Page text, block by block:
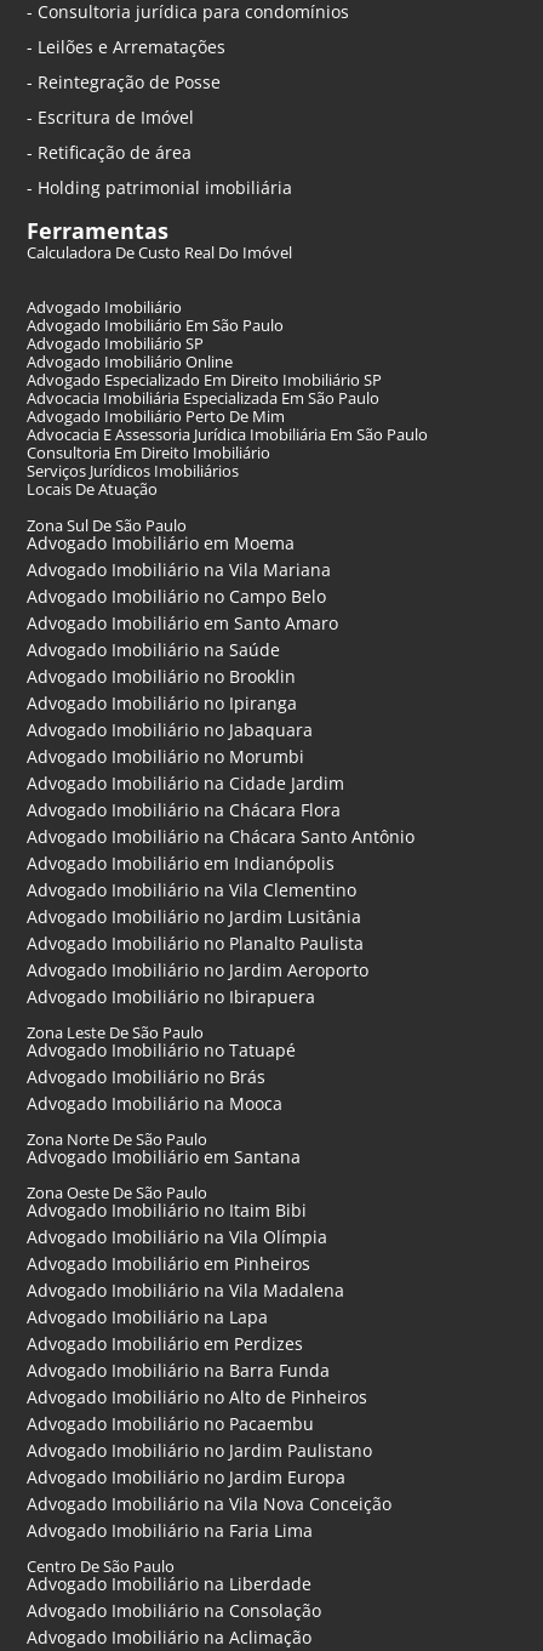
- Consultoria jurídica para condomínios
- Leilões e Arrematações
- Reintegração de Posse
- Escritura de Imóvel
- Retificação de área
- Holding patrimonial imobiliária
Ferramentas
Calculadora De Custo Real Do Imóvel
Advogado Imobiliário
Advogado Imobiliário Em São Paulo
Advogado Imobiliário SP
Advogado Imobiliário Online
Advogado Especializado Em Direito Imobiliário SP
Advocacia Imobiliária Especializada Em São Paulo
Advogado Imobiliário Perto De Mim
Advocacia E Assessoria Jurídica Imobiliária Em São Paulo
Consultoria Em Direito Imobiliário
Serviços Jurídicos Imobiliários
Locais De Atuação
Zona Sul De São Paulo
Advogado Imobiliário em Moema
Advogado Imobiliário na Vila Mariana
Advogado Imobiliário no Campo Belo
Advogado Imobiliário em Santo Amaro
Advogado Imobiliário na Saúde
Advogado Imobiliário no Brooklin
Advogado Imobiliário no Ipiranga
Advogado Imobiliário no Jabaquara
Advogado Imobiliário no Morumbi
Advogado Imobiliário na Cidade Jardim
Advogado Imobiliário na Chácara Flora
Advogado Imobiliário na Chácara Santo Antônio
Advogado Imobiliário em Indianópolis
Advogado Imobiliário na Vila Clementino
Advogado Imobiliário no Jardim Lusitânia
Advogado Imobiliário no Planalto Paulista
Advogado Imobiliário no Jardim Aeroporto
Advogado Imobiliário no Ibirapuera
Zona Leste De São Paulo
Advogado Imobiliário no Tatuapé
Advogado Imobiliário no Brás
Advogado Imobiliário na Mooca
Zona Norte De São Paulo
Advogado Imobiliário em Santana
Zona Oeste De São Paulo
Advogado Imobiliário no Itaim Bibi
Advogado Imobiliário na Vila Olímpia
Advogado Imobiliário em Pinheiros
Advogado Imobiliário na Vila Madalena
Advogado Imobiliário na Lapa
Advogado Imobiliário em Perdizes
Advogado Imobiliário na Barra Funda
Advogado Imobiliário no Alto de Pinheiros
Advogado Imobiliário no Pacaembu
Advogado Imobiliário no Jardim Paulistano
Advogado Imobiliário no Jardim Europa
Advogado Imobiliário na Vila Nova Conceição
Advogado Imobiliário na Faria Lima
Centro De São Paulo
Advogado Imobiliário na Liberdade
Advogado Imobiliário na Consolação
Advogado Imobiliário na Aclimação